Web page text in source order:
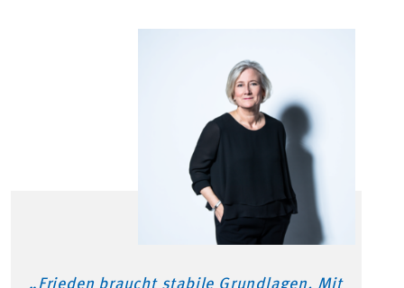
„Frieden braucht stabile Grundlagen. Mit